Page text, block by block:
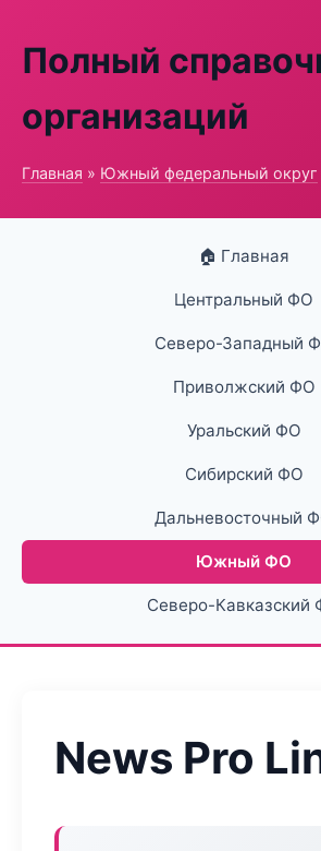
Полный
организаций
Главная » Южный федеральный округ
🏠 Главная
Центральный ФО
Северо-Западный
Приволжский ФО
Уральский ФО
Сибирский ФО
Дальневосточный
Южный ФО
Северо-Кавказский
News Pro